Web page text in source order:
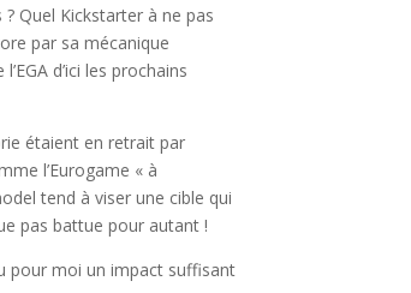
Quel Kickstarter à ne pas
par sa mécanique
d’ici les prochains
étaient en retrait par
l’Eurogame « à
tend à viser une cible qui
pas battue pour autant !
pour moi un impact suffisant